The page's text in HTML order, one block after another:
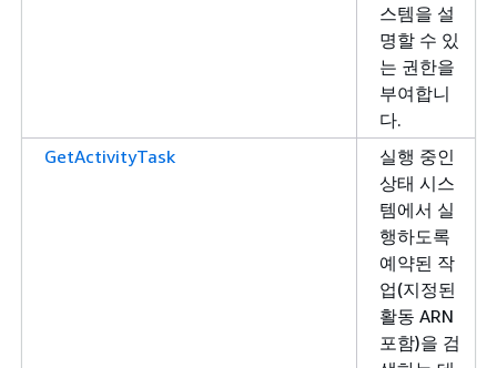
스템을 설
명할 수 있
는 권한을
부여합니
다.
GetActivityTask
실행 중인
상태 시스
템에서 실
행하도록
예약된 작
업(지정된
활동 ARN
포함)을 검